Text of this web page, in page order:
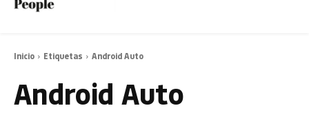
Inicio Etiquetas Android Auto
Android Auto